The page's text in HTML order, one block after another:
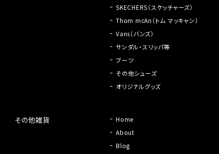
SKECHERS（スケッチャーズ）
Thom mcAn（トム マッキャン）
Vans（バンズ）
サンダル・スリッパ等
ブーツ
その他シューズ
オリジナルグッズ
その他雑貨
Home
About
Blog